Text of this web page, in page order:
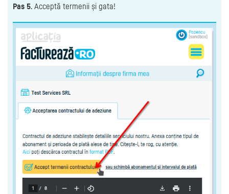
Pas 5. Acceptă termenii și gata!